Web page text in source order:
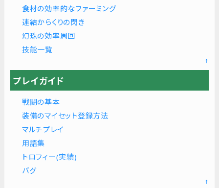
食材の効率的なファーミング
連結からくりの閃き
幻珠の効率周回
技能一覧
↑
プレイガイド
戦闘の基本
装備のマイセット登録方法
マルチプレイ
用語集
トロフィー(実績)
バグ
↑